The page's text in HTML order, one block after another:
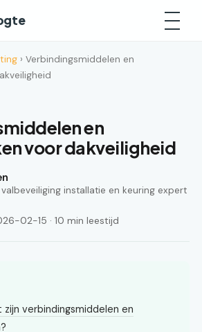
› Verbindingsmiddelen en
en
voor dakveiligheid
installatie en keuring expert
02-15 · 10 min leestijd
zijn verbindingsmiddelen en